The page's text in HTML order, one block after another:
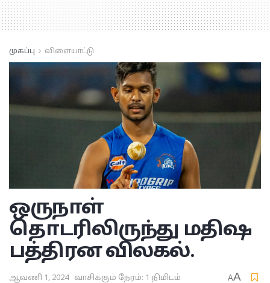
முகப்பு விளையாட்டு
ஒருநாள்
தொடரிலிருந்து மதிஷ
பத்திரன விலகல்.
ஆவணி 1, 2024 வாசிக்கும் நேரம்: 1 நிமிடம் AA